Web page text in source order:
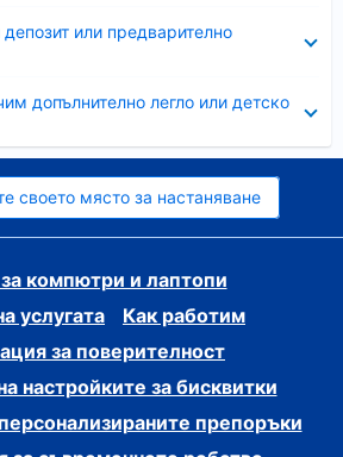
депозит или предварително
допълнително легло или детско
своето място за настаняване
компютри и лаптопи
услугата
Как работим
за поверителност
настройките за бисквитки
препоръки